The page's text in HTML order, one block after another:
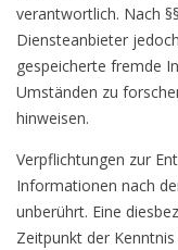
verantwortlich. Nach
Diensteanbieter
gespeicherte fremde
Umständen zu
hinweisen.
Verpflichtungen zur
Informationen nach
unberührt. Eine
Zeitpunkt der